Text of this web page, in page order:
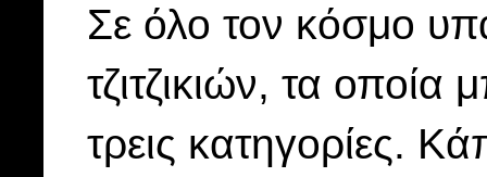
Σε όλο τον κόσμο
τζιτζικιών, τα
τρεις κατηγορίες.